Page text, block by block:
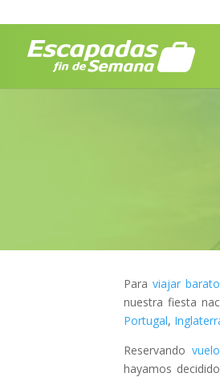
Para viajar
nuestra fiesta
Portugal,
Reservando
hayamos